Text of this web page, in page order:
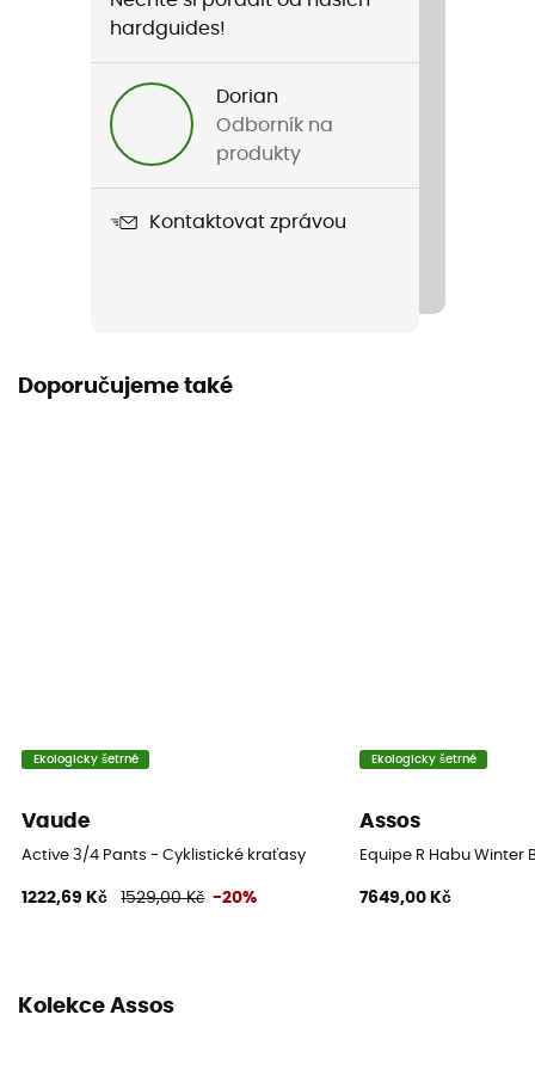
Název produktu
MILLE GT 2/3 BibTights S11
Zaručený původ v Evropě
hardguides!
Dorian
Odborník na
produkty
Kontaktovat zprávou
Doporučujeme také
Ekologicky šetrné
Vaude
Active 3/4 Pants - Cyklistické kraťasy
1222,69 Kč 1529,00 Kč -20%
Ekologicky šetrné
Assos
Equipe R Habu Winter
7649,00 Kč
Kolekce Assos